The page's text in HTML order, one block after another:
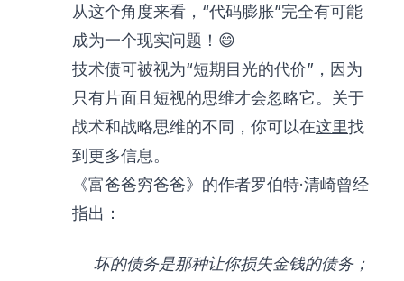
从这个角度来看，“代码膨胀”完全有可能
成为一个现实问题！😄
技术债可被视为“短期目光的代价”，因为
只有片面且短视的思维才会忽略它。关于
战术和战略思维的不同，你可以在这里找
到更多信息。
《富爸爸穷爸爸》的作者罗伯特·清崎曾经
指出：
坏的债务是那种让你损失金钱的债务；